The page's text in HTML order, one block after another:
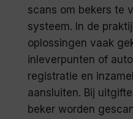
scans om bekers te
systeem. In de
oplossingen vaak
inleverpunten of
registratie en
aansluiten. Bij
beker worden